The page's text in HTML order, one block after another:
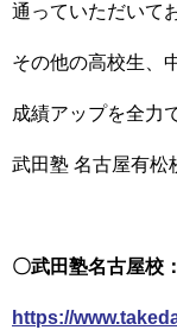
通っていただいて
その他の高校生、
成績アップを全力
武田塾 名古屋有松
〇武田塾名古屋校
https://